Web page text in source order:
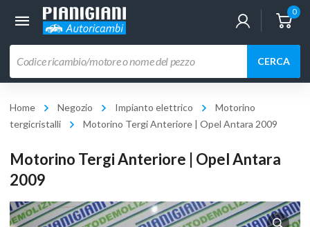
0
prodotti
CERCA
Home Negozio Impianto elettrico
Motorino
tergicristalli
Motorino Tergi Anteriore | Opel Antara 2009
Motorino Tergi Anteriore | Opel Antara
2009